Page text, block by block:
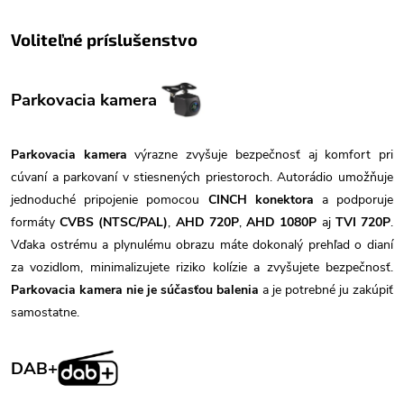
Voliteľné príslušenstvo
Parkovacia kamera
Parkovacia kamera výrazne zvyšuje bezpečnosť aj komfort pri
cúvaní a parkovaní v stiesnených priestoroch. Autorádio umožňuje
jednoduché pripojenie pomocou CINCH konektora a podporuje
formátyCVBS (NTSC/PAL), AHD 720P,AHD 1080P aj TVI 720P.
Vďaka ostrému a plynulému obrazu máte dokonalý prehľad o dianí
za vozidlom, minimalizujete riziko kolízie a zvyšujete bezpečnosť.
Parkovacia kamera nie je súčasťou balenia a je potrebné ju zakúpiť
samostatne.
DAB+